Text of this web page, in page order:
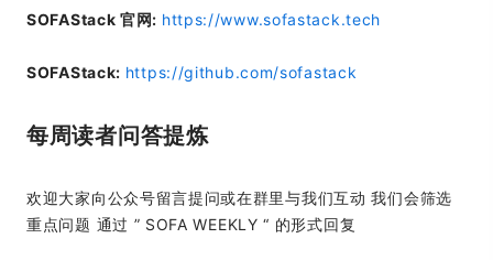
SOFAStack 官网: https://www.sofastack.tech
SOFAStack: https://github.com/sofastack
每周读者问答提炼
欢迎大家向公众号留言提问或在群里与我们互动 我们会筛选
重点问题 通过 ” SOFA WEEKLY “ 的形式回复